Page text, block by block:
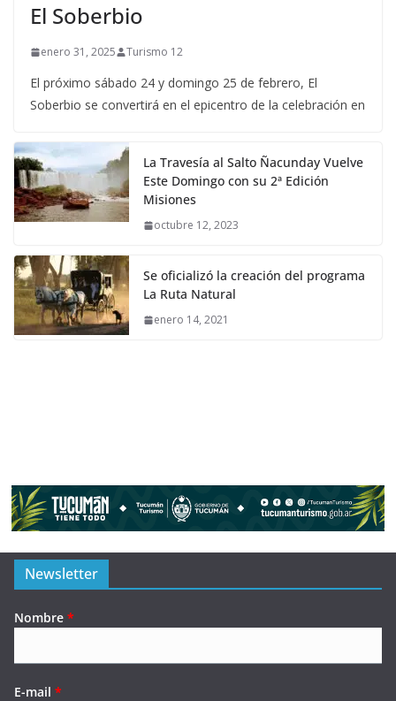
El Soberbio
enero 31, 2025 Turismo 12
El próximo sábado 24 y domingo 25 de febrero, El
Soberbio se convertirá en el epicentro de la celebración en
La Travesía al Salto Ñacunday Vuelve
Este Domingo con su 2ª Edición
Misiones
octubre 12, 2023
Se oficializó la creación del programa
La Ruta Natural
enero 14, 2021
Newsletter
Nombre *
E-mail *